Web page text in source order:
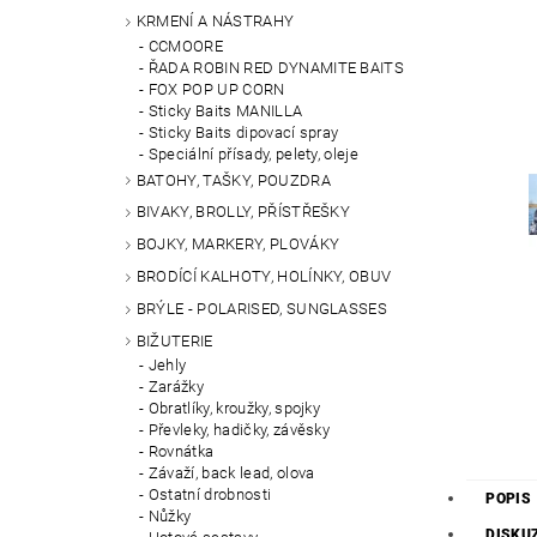
KRMENÍ A NÁSTRAHY
CCMOORE
ŘADA ROBIN RED DYNAMITE BAITS
FOX POP UP CORN
Sticky Baits MANILLA
Sticky Baits dipovací spray
Speciální přísady, pelety, oleje
BATOHY, TAŠKY, POUZDRA
BIVAKY, BROLLY, PŘÍSTŘEŠKY
BOJKY, MARKERY, PLOVÁKY
BRODÍCÍ KALHOTY, HOLÍNKY, OBUV
BRÝLE - POLARISED, SUNGLASSES
BIŽUTERIE
Jehly
Zarážky
Obratlíky, kroužky, spojky
Převleky, hadičky, závěsky
Rovnátka
Závaží, back lead, olova
Ostatní drobnosti
Nůžky
POPIS